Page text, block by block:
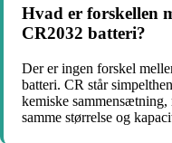
Hvad er forskellen
CR2032 batteri?
Der er ingen forskel
batteri. CR står
kemiske sammensætning,
samme størrelse og